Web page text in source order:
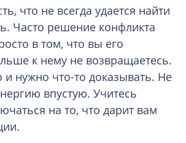
что не всегда удается найти
Часто решение конфликта
в том, что вы его
к нему не возвращаетесь.
нужно что-то доказывать. Не
впустую. Учитесь
на то, что дарит вам